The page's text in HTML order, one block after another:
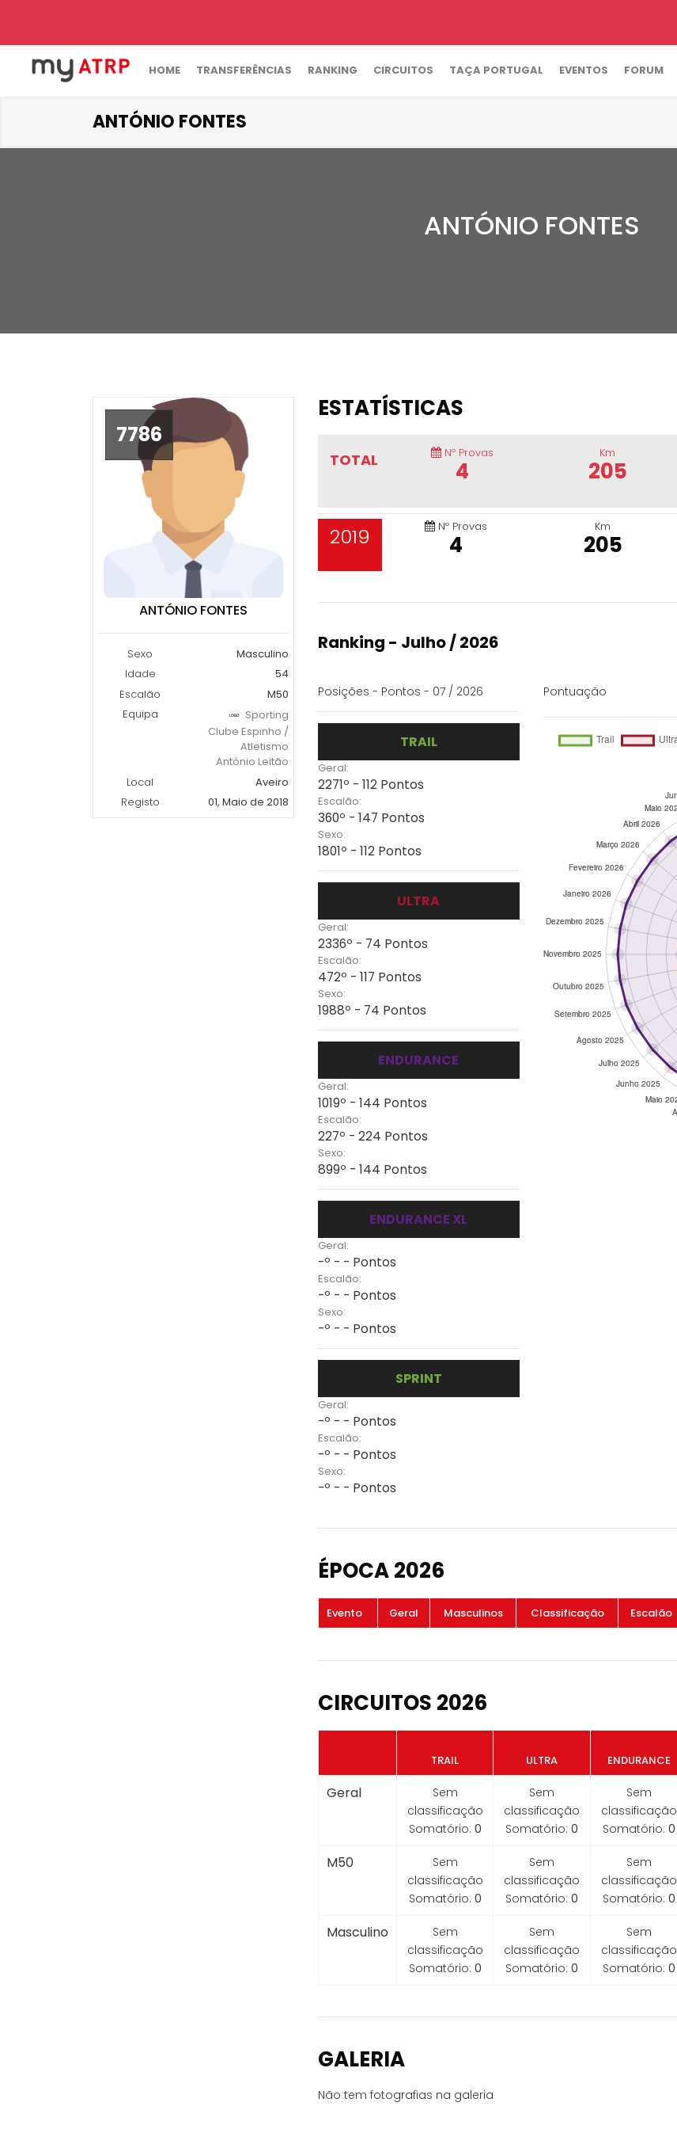
HOME TRANSFERÊNCIAS RANKING CIRCUITOS TAÇA PORTUGAL EVENTOS FORUM
ANTÓNIO FONTES
ANTÓNIO FONTES
7786
ANTÓNIO FONTES
Sexo
Masculino
Idade
54
Escalão
M50
Equipa
Sporting
Clube Espinho /
Atletismo
António Leitão
Local
Aveiro
Registo
01, Maio de 2018
ESTATÍSTICAS
TOTAL Nº Provas
4
Km
205
2019 Nº Provas
4
Km
205
Ranking - Julho / 2026
Posições - Pontos - 07 / 2026
TRAIL
Geral:
2271º - 112 Pontos
Escalão:
360º - 147 Pontos
Sexo:
1801º - 112 Pontos
ULTRA
Geral:
2336º - 74 Pontos
Escalão:
472º - 117 Pontos
Sexo:
1988º - 74 Pontos
ENDURANCE
Geral:
1019º - 144 Pontos
Escalão:
227º - 224 Pontos
Sexo:
899º - 144 Pontos
ENDURANCE XL
Geral:
-º - - Pontos
Escalão:
-º - - Pontos
Sexo:
-º - - Pontos
SPRINT
Geral:
-º - - Pontos
Escalão:
-º - - Pontos
Sexo:
-º - - Pontos
Pontuação
ÉPOCA 2026
Evento Geral Masculinos Classificação Escalão
CIRCUITOS 2026
TRAIL ULTRA ENDURANCE
Geral
Sem
classificação
Somatório: 0
Sem
classificação
Somatório: 0
Sem
classificação
Somatório: 0
M50
Sem
classificação
Somatório: 0
Sem
classificação
Somatório: 0
Sem
classificação
Somatório: 0
Masculino
Sem
classificação
Somatório: 0
Sem
classificação
Somatório: 0
Sem
classificação
Somatório: 0
GALERIA
Não tem fotografias na galeria